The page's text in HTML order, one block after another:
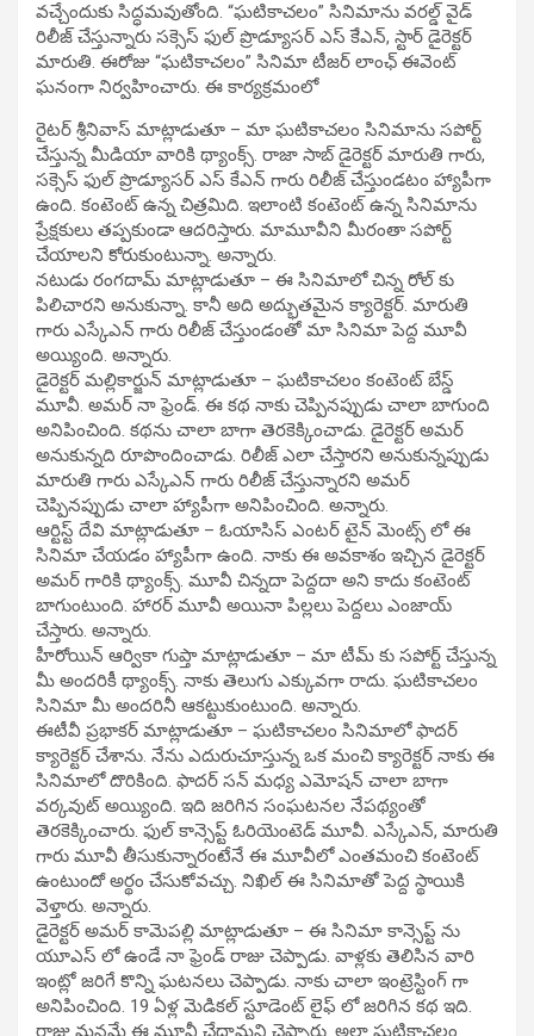
వచ్చేందుకు సిద్ధమవుతోంది. “ఘటికాచలం” సినిమాను వరల్డ్ వైడ్
రిలీజ్ చేస్తున్నారు సక్సెస్ ఫుల్ ప్రొడ్యూసర్ ఎస్ కేెఎన్, స్టార్ డైరెక్టర్
మారుతి. ఈరోజు “ఘటికాచలం” సినిమా టీజర్ లాంఛ్ ఈవెంట్
ఘనంగా నిర్వహించారు. ఈ కార్యక్రమంలో
రైటర్ శ్రీనివాస్ మాట్లాడుతూ – మా ఘటికాచలం సినిమాను సపోర్ట్
చేస్తున్న మీడియా వారికి థ్యాంక్స్. రాజా సాబ్ డైరెక్టర్ మారుతి గారు,
సక్సెస్ ఫుల్ ప్రొడ్యూసర్ ఎస్ కేఎన్ గారు రిలీజ్ చేస్తుండటం హ్యాపీగా
ఉంది. కంటెంట్ ఉన్న చిత్రమిది. ఇలాంటి కంటెంట్ ఉన్న సినిమాను
ప్రేక్షకులు తప్పకుండా ఆదరిస్తారు. మామూవీని మీరంతా సపోర్ట్
చేయాలని కోరుకుంటున్నా. అన్నారు.
నటుడు రంగదామ్ మాట్లాడుతూ – ఈ సినిమాలో చిన్న రోల్ కు
పిలిచారని అనుకున్నా. కానీ అది అద్భుతమైన క్యారెక్టర్. మారుతి
గారు ఎస్కేఎన్ గారు రిలీజ్ చేస్తుండంతో మా సినిమా పెద్ద మూవీ
అయ్యింది. అన్నారు.
డైరెక్టర్ మల్లికార్జున్ మాట్లాడుతూ – ఘటికాచలం కంటెంట్ బేస్డ్
మూవీ. అమర్ నా ఫ్రెండ్. ఈ కథ నాకు చెప్పినప్పుడు చాలా బాగుంది
అనిపించింది. కథను చాలా బాగా తెరకెక్కించాడు. డైరెక్టర్ అమర్
అనుకున్నది రూపొందించాడు. రిలీజ్ ఎలా చేస్తారని అనుకున్నప్పుడు
మారుతి గారు ఎస్కేఎన్ గారు రిలీజ్ చేస్తున్నారని అమర్
చెప్పినప్పుడు చాలా హ్యాపీగా అనిపించింది. అన్నారు.
ఆర్టిస్ట్ దేవి మాట్లాడుతూ – ఓయాసిస్ ఎంటర్ టైన్ మెంట్స్ లో ఈ
సినిమా చేయడం హ్యాపీగా ఉంది. నాకు ఈ అవకాశం ఇచ్చిన డైరెక్టర్
అమర్ గారికి థ్యాంక్స్. మూవీ చిన్నదా పెద్దదా అని కాదు కంటెంట్
బాగుంటుంది. హారర్ మూవీ అయినా పిల్లలు పెద్దలు ఎంజాయ్
చేస్తారు. అన్నారు.
హీరోయిన్ ఆర్వికా గుప్తా మాట్లాడుతూ – మా టీమ్ కు సపోర్ట్ చేస్తున్న
మీ అందరికీ థ్యాంక్స్. నాకు తెలుగు ఎక్కువగా రాదు. ఘటికాచలం
సినిమా మీ అందరినీ ఆకట్టుకుంటుంది. అన్నారు.
ఈటీవీ ప్రభాకర్ మాట్లాడుతూ – ఘటికాచలం సినిమాలో ఫాదర్
క్యారెక్టర్ చేశాను. నేను ఎదురుచూస్తున్న ఒక మంచి క్యారెక్టర్ నాకు ఈ
సినిమాలో దొరికింది. ఫాదర్ సన్ మధ్య ఎమోషన్ చాలా బాగా
వర్కవుట్ అయ్యింది. ఇది జరిగిన సంఘటనల నేపథ్యంతో
తెరకెక్కించారు. ఫుల్ కాన్సెప్ట్ ఓరియెంటెడ్ మూవీ. ఎస్కేఎన్, మారుతి
గారు మూవీ తీసుకున్నారంటేనే ఈ మూవీలో ఎంతమంచి కంటెంట్
ఉంటుందో అర్థం చేసుకోవచ్చు. నిఖిల్ ఈ సినిమాతో పెద్ద స్థాయికి
వెళ్తారు. అన్నారు.
డైరెక్టర్ అమర్ కామెపల్లి మాట్లాడుతూ – ఈ సినిమా కాన్సెప్ట్ ను
యూఎస్ లో ఉండే నా ఫ్రెండ్ రాజు చెప్పాడు. వాళ్లకు తెలిసిన వారి
ఇంట్లో జరిగే కొన్ని ఘటనలు చెప్పాడు. నాకు చాలా ఇంట్రెస్టింగ్ గా
అనిపించింది. 19 ఏళ్ల మెడికల్ స్టూడెంట్ లైఫ్ లో జరిగిన కథ ఇది.
రాజు మనమే ఈ మూవీ చేద్దామని చెప్పారు. అలా ఘటికాచలం